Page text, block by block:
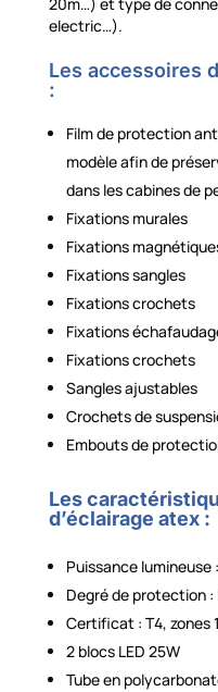
20m…) et type de
electric…).
Les accessoires
:
Film de protection
modèle afin de
dans les cabines de
Fixations murales
Fixations
Fixations sangles
Fixations crochets
Fixations
Fixations crochets
Sangles ajustables
Crochets de
Embouts de
Les
d’éclairage atex :
Puissance lumineuse
Degré de protection :
Certificat : T4, zones
2 blocs LED 25W
Tube en